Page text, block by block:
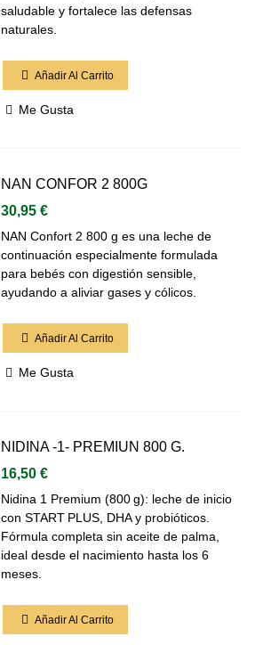
saludable y fortalece las defensas
naturales.
Añadir Al Carrito
Me Gusta
NAN CONFOR 2 800G
30,95 €
NAN Confort 2 800 g es una leche de
continuación especialmente formulada
para bebés con digestión sensible,
ayudando a aliviar gases y cólicos.
Añadir Al Carrito
Me Gusta
NIDINA -1- PREMIUN 800 G.
16,50 €
Nidina 1 Premium (800 g): leche de inicio
con START PLUS, DHA y probióticos.
Fórmula completa sin aceite de palma,
ideal desde el nacimiento hasta los 6
meses.
Añadir Al Carrito